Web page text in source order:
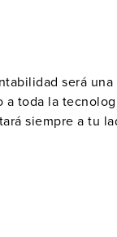
será
a toda la
siempre a tu